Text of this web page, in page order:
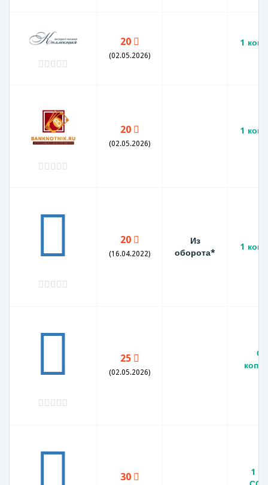
20
(02.05.2026)
1
20
(02.05.2026)
1
20
(16.04.2022)
Из
оборота*
1
25
(02.05.2026)
30
1